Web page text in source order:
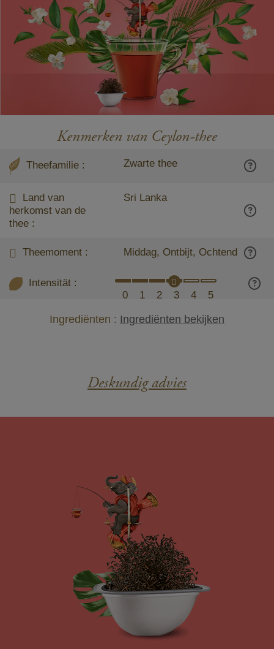
Kenmerken van Ceylon-thee
Theefamilie : Zwarte thee
Land van
herkomst van de
thee :
Sri Lanka
Theemoment : Middag, Ontbijt, Ochtend
Intensität :
0
1 2 3 4 5
Ingrediënten : Ingrediënten bekijken
Deskundig advies